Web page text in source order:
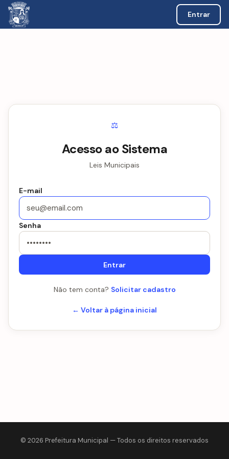
Entrar
⚖️
Acesso ao Sistema
Leis Municipais
E-mail
Senha
Entrar
Não tem conta? Solicitar cadastro
← Voltar à página inicial
© 2026 Prefeitura Municipal — Todos os direitos reservados